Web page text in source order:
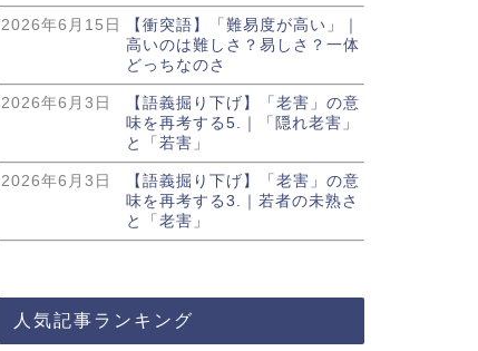
2026年6月15日
【衝突語】「難易度が高い」｜
高いのは難しさ？易しさ？一体
どっちなのさ
2026年6月3日
【語義掘り下げ】「老害」の意
味を再考する5.｜「隠れ老害」
と「若害」
2026年6月3日
【語義掘り下げ】「老害」の意
味を再考する3.｜若者の未熟さ
と「老害」
人気記事ランキング